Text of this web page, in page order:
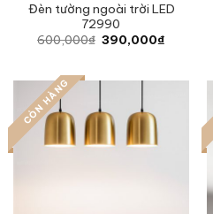
Đèn tường ngoài trời LED
72990
600,000₫ Original
price
390,000₫
CÒN HÀNG